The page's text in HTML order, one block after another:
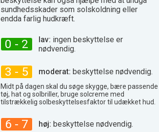
sundhedsskader som solskoldning eller
endda farlig hudkræft.
0 - 2 lav: ingen beskyttelse er
nødvendig.
3 - 5 moderat: beskyttelse nødvendig.
Midt på dagen skal du søge skygge, bære passende
tøj, hat og solbriller, bruge solcreme med
tilstrækkelig solbeskyttelsesfaktor til udækket hud.
6 - 7 høj: beskyttelse nødvendig.